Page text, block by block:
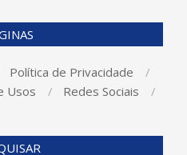
Política de Privacidade
Usos
Redes Sociais